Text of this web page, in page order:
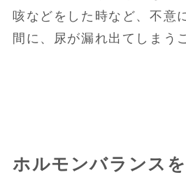
咳などをした時など、不意
間に、尿が漏れ出てしまう
ホルモンバランス